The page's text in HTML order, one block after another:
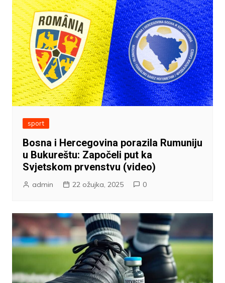
sport
Bosna i Hercegovina porazila Rumuniju
u Bukureštu: Započeli put ka
Svjetskom prvenstvu (video)
admin 22 ožujka, 2025 0